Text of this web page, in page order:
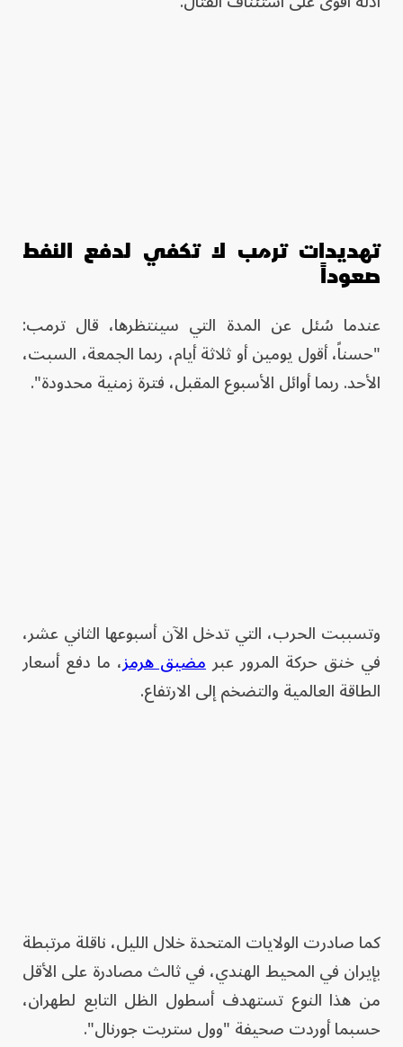
تهديدات ترمب لا تكفي لدفع النفط
صعوداً
عندما سُئل عن المدة التي سينتظرها، قال ترمب:
"حسناً، أقول يومين أو ثلاثة أيام، ربما الجمعة، السبت،
الأحد. ربما أوائل الأسبوع المقبل، فترة زمنية محدودة".
وتسببت الحرب، التي تدخل الآن أسبوعها الثاني عشر،
في خنق حركة المرور عبرمضيق هرمز، ما دفع أسعار
الطاقة العالمية والتضخم إلى الارتفاع.
كما صادرت الولايات المتحدة خلال الليل، ناقلة مرتبطة
بإيران في المحيط الهندي، في ثالث مصادرة على الأقل
من هذا النوع تستهدف أسطول الظل التابع لطهران،
حسبما أوردت صحيفة "وول ستريت جورنال".